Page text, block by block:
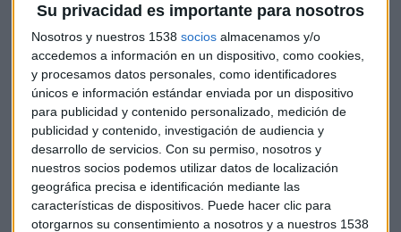
Su privacidad es importante para nosotros
Nosotros y nuestros 1538 socios almacenamos y/o
accedemos a información en un dispositivo, como cookies,
y procesamos datos personales, como identificadores
únicos e información estándar enviada por un dispositivo
para publicidad y contenido personalizado, medición de
publicidad y contenido, investigación de audiencia y
desarrollo de servicios. Con su permiso, nosotros y
nuestros socios podemos utilizar datos de localización
geográfica precisa e identificación mediante las
características de dispositivos. Puede hacer clic para
otorgarnos su consentimiento a nosotros y a nuestros 1538
Tres escenarios para la cumbre Trump-Xi
Jinping
A pesar de las tensiones internacionales, los resultados
empresariales muestran un
panorama excepcional
más del 84% con publicados con beneficios superiores a lo
esperado, crecimiento de beneficios del 28%. Es decir, la
verdad es que es una barbaridad", explica Oyaga. Sin
embargo, advierte que "habrá que ver el siguiente trimestre
que es la base comparable, es más difícil".